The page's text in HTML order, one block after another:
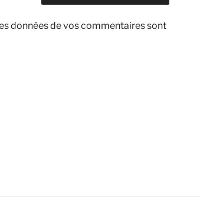
données de vos commentaires sont